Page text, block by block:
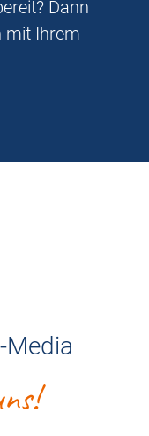
Dann
mit Ihrem
Media